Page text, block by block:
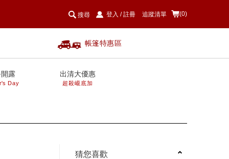
(0)
登入 / 註冊 追蹤清單
帳篷特惠區
搜尋
露
Day
出清大優惠
超殺巄底加
猜您喜歡